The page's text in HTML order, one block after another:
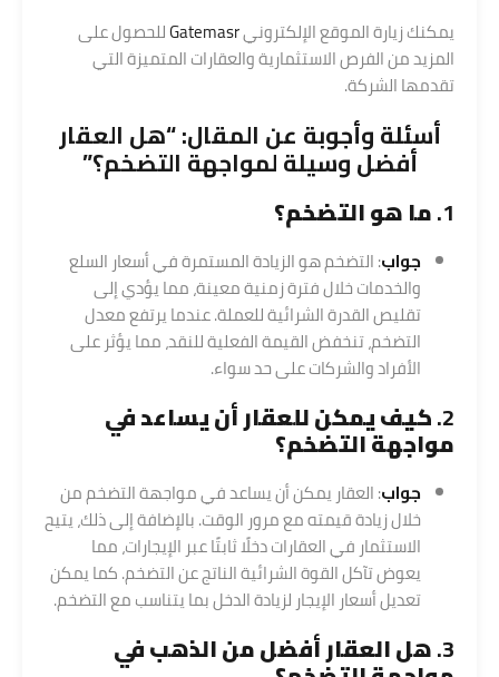
يمكنك زيارة الموقع الإلكترونيGatemasrللحصول على
المزيد من الفرص الاستثمارية والعقارات المتميزة التي
تقدمها الشركة.
أسئلة وأجوبة عن المقال: “هل العقار
أفضل وسيلة لمواجهة التضخم؟”
1. ما هو التضخم؟
جواب: التضخم هو الزيادة المستمرة في أسعار السلع
والخدمات خلال فترة زمنية معينة، مما يؤدي إلى
تقليص القدرة الشرائية للعملة. عندما يرتفع معدل
التضخم، تنخفض القيمة الفعلية للنقد، مما يؤثر على
الأفراد والشركات على حد سواء.
2. كيف يمكن للعقار أن يساعد في
مواجهة التضخم؟
جواب: العقار يمكن أن يساعد في مواجهة التضخم من
خلال زيادة قيمته مع مرور الوقت. بالإضافة إلى ذلك، يتيح
الاستثمار في العقارات دخلًا ثابتًا عبر الإيجارات، مما
يعوض تآكل القوة الشرائية الناتج عن التضخم. كما يمكن
تعديل أسعار الإيجار لزيادة الدخل بما يتناسب مع التضخم.
3. هل العقار أفضل من الذهب في